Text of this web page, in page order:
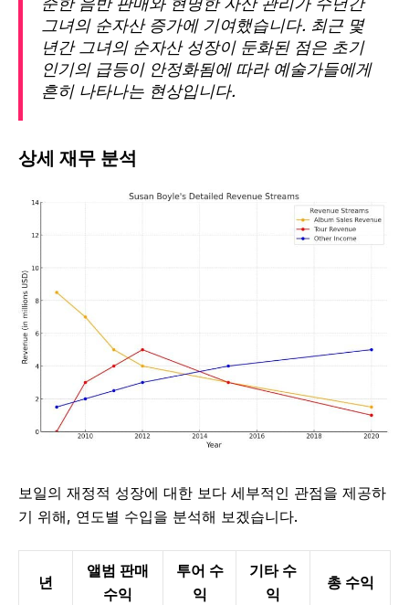
그녀의 순자산 증가에 기여했습니다. 최근 몇
년간 그녀의 순자산 성장이 둔화된 점은 초기
인기의 급등이 안정화됨에 따라 예술가들에게
흔히 나타나는 현상입니다.
상세 재무 분석
보일의 재정적 성장에 대한 보다 세부적인 관점을 제공하
기 위해, 연도별 수입을 분석해 보겠습니다.
년
앨범 판매
수익
투어 수
익
기타 수
익
총 수익